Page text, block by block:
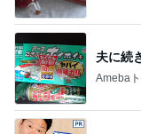
夫に続
Ameba